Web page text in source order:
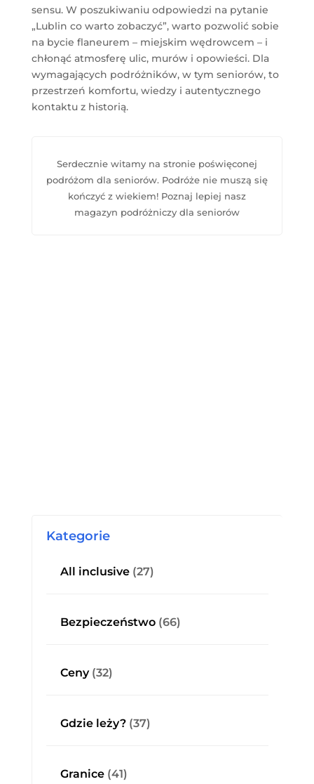
sensu. W poszukiwaniu odpowiedzi na pytanie
„Lublin co warto zobaczyć”, warto pozwolić sobie
na bycie flaneurem – miejskim wędrowcem – i
chłonąć atmosferę ulic, murów i opowieści. Dla
wymagających podróżników, w tym seniorów, to
przestrzeń komfortu, wiedzy i autentycznego
kontaktu z historią.
Serdecznie witamy na stronie poświęconej
podróżom dla seniorów. Podróże nie muszą się
kończyć z wiekiem! Poznaj lepiej nasz
magazyn podróżniczy dla seniorów
Kategorie
All inclusive(27)
Bezpieczeństwo(66)
Ceny(32)
Gdzie leży?(37)
Granice(41)